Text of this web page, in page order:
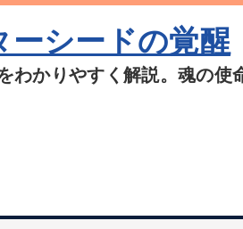
シードの覚醒
わかりやすく解説。魂の使